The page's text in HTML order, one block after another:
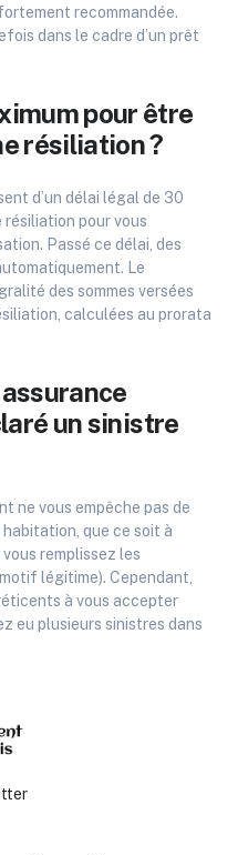
recommandée.
dans le cadre d’un prêt
pour être
résiliation ?
d’un délai légal de 30
pour vous
Passé ce délai, des
Le
des sommes versées
calculées au prorata
un sinistre
ne vous empêche pas de
que ce soit à
vous remplissez les
légitime). Cependant,
à vous accepter
eu plusieurs sinistres dans